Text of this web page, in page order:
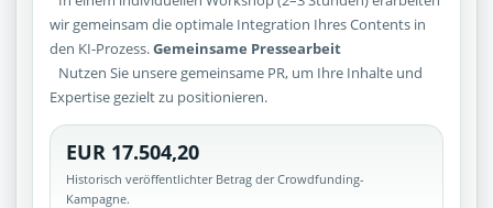
wir gemeinsam die optimale Integration Ihres Contents in
den KI-Prozess.Gemeinsame Pressearbeit
Nutzen Sie unsere gemeinsame PR, um Ihre Inhalte und
Expertise gezielt zu positionieren.
EUR 17.504,20
Historisch veröffentlichter Betrag der Crowdfunding-
Kampagne.